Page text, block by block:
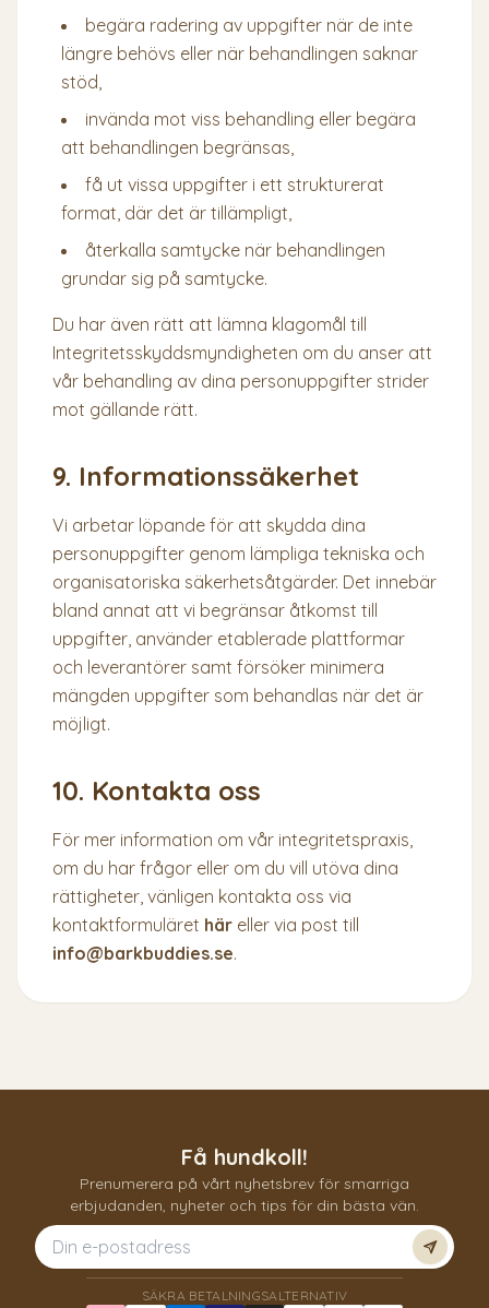
begära radering av uppgifter när de inte
längre behövs eller när behandlingen saknar
stöd,
invända mot viss behandling eller begära
att behandlingen begränsas,
få ut vissa uppgifter i ett strukturerat
format, där det är tillämpligt,
återkalla samtycke när behandlingen
grundar sig på samtycke.
Du har även rätt att lämna klagomål till
Integritetsskyddsmyndigheten om du anser att
vår behandling av dina personuppgifter strider
mot gällande rätt.
9. Informationssäkerhet
Vi arbetar löpande för att skydda dina
personuppgifter genom lämpliga tekniska och
organisatoriska säkerhetsåtgärder. Det innebär
bland annat att vi begränsar åtkomst till
uppgifter, använder etablerade plattformar
och leverantörer samt försöker minimera
mängden uppgifter som behandlas när det är
möjligt.
10. Kontakta oss
För mer information om vår integritetspraxis,
om du har frågor eller om du vill utöva dina
rättigheter, vänligen kontakta oss via
kontaktformuläret här eller via post till
info@barkbuddies.se.
Få hundkoll!
Prenumerera på vårt nyhetsbrev för smarriga
erbjudanden, nyheter och tips för din bästa vän.
SÄKRA BETALNINGSALTERNATIV